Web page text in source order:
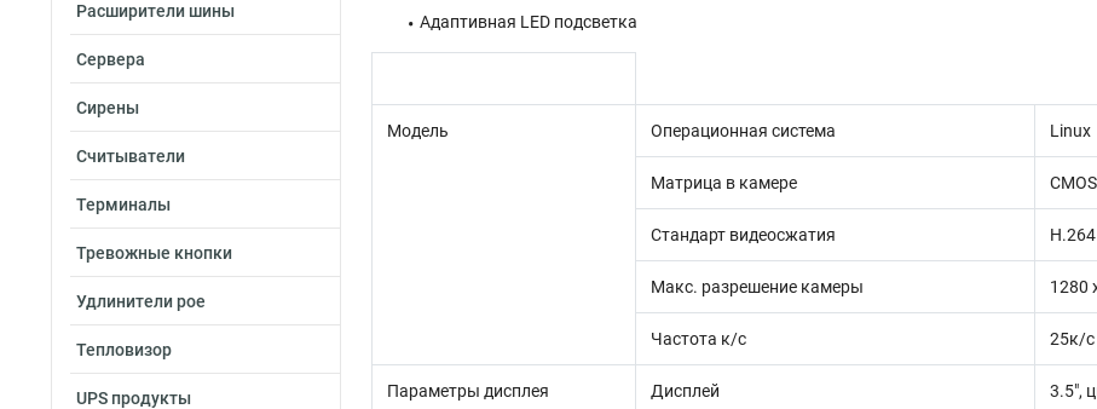
Расширители шины
Сервера
Сирены
Считыватели
Терминалы
Тревожные кнопки
Удлинители poe
Тепловизор
UPS продукты
Адаптивная LED подсветка
Модель Операционная система Linux
Матрица в камере
Стандарт видеосжатия H.264
Макс. разрешение камеры 1280
Частота к/с 25к/с
Параметры дисплея Дисплей 3.5″,